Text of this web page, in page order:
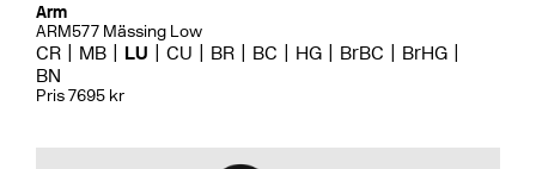
Arm
ARM577 Mässing Low
CR MB LU CU BR BC HG BrBC
BrHG
BN
Pris 7695 kr